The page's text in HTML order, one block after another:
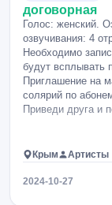
договорная
Голос: женский.
озвучивания: 4
Необходимо
будут всплывать
Приглашение на
солярий по
Приведи друга и
Крым Артисты
2024-10-27